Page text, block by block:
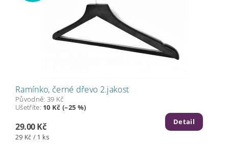
Ramínko, černé dřevo 2.jakost
Původně: 39 Kč
Ušetříte: 10 Kč (–25 %)
29.00 Kč
29 Kč / 1 ks
Detail